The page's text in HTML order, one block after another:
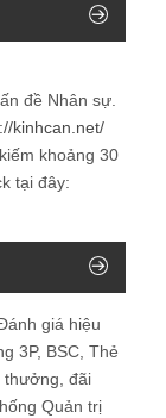
đề Nhân sự
kinhcan.net/
khoảng 30
tại đây:
giá hiệu
3P, BSC, Thẻ
thưởng, đãi
Quản trị